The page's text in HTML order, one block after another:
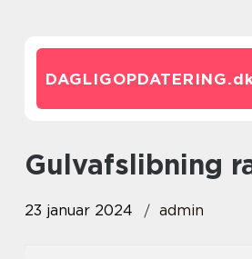
DAGLIGOPDATERING.
gulvafslibning
23 januar 2024 admin